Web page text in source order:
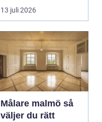
tänder, men skjuter
upp att gör...
13 juli 2026
Målare malmö så
väljer du rätt